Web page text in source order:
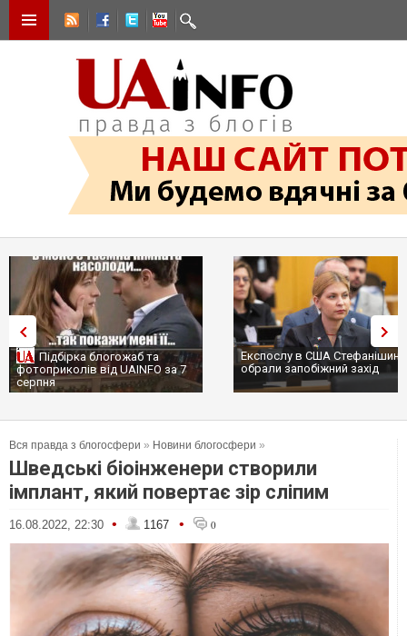
Підбірка блогожаб та
фотоприколів від UAINFO за 7
серпня
Експослу в США
обрали запобіжний захід
Вся правда з блогосфери » Новини блогосфери »
Шведські біоінженери створили
імплант, який повертає зір сліпим
16.08.2022, 22:30 • 1167 • 0